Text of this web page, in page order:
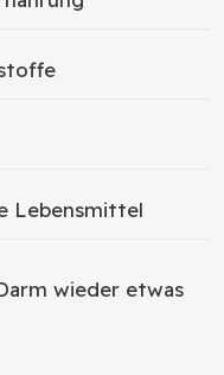
Lebensmittel
wieder etwas